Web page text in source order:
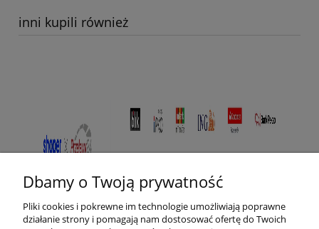
inni kupili również
Dbamy o Twoją prywatność
Pliki cookies i pokrewne im technologie umożliwiają poprawne
działanie strony i pomagają nam dostosować ofertę do Twoich